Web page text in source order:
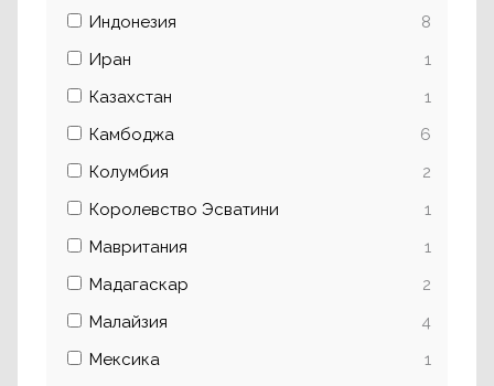
Индонезия
8
Иран
1
Казахстан
1
Камбоджа
6
Колумбия
2
Королевство Эсватини
1
Мавритания
1
Мадагаскар
2
Малайзия
4
Мексика
1